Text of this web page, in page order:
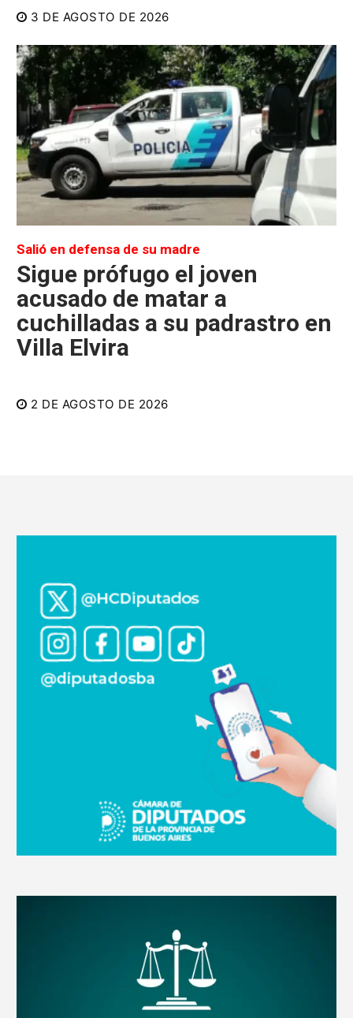
3 DE AGOSTO DE 2026
Salió en defensa de su madre
Sigue prófugo el joven
acusado de matar a
cuchilladas a su padrastro en
Villa Elvira
2 DE AGOSTO DE 2026